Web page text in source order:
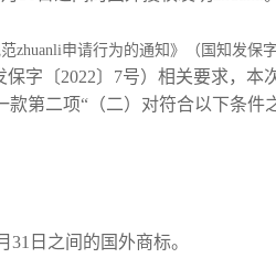
申请行为的通知》（国知发保
字〔2022〕7号）相关要求，
款第二项“（二）对符合以下条
31日之间的国外商标。